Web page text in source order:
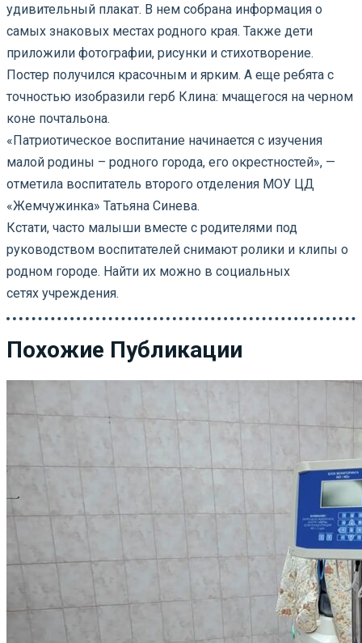
удивительный плакат. В нем собрана информация о
самых знаковых местах родного края. Также дети
приложили фотографии, рисунки и стихотворение.
Постер получился красочным и ярким. А еще ребята с
точностью изобразили герб Клина: мчащегося на черном
коне почтальона.
«Патриотическое воспитание начинается с изучения
малой родины – родного города, его окрестностей», —
отметила воспитатель второго отделения МОУ ЦД
«Жемчужинка» Татьяна Синева.
Кстати, часто малыши вместе с родителями под
руководством воспитателей снимают ролики и клипы о
родном городе. Найти их можно в социальных
сетях учреждения.
Похожие Публикации